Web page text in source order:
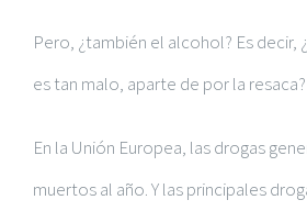
Pero, ¿también el alcohol? Es decir,
es tan malo, aparte de por la resaca?
En la Unión Europea, las drogas
muertos al año. Y las principales